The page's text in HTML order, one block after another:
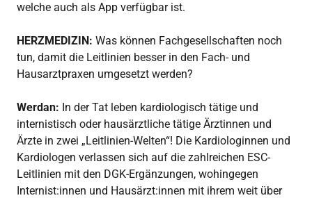
welche auch als App verfügbar ist.
HERZMEDIZIN: Was können Fachgesellschaften noch
tun, damit die Leitlinien besser in den Fach- und
Hausarztpraxen umgesetzt werden?
Werdan: In der Tat leben kardiologisch tätige und
internistisch oder hausärztliche tätige Ärztinnen und
Ärzte in zwei „Leitlinien-Welten“! Die Kardiologinnen und
Kardiologen verlassen sich auf die zahlreichen ESC-
Leitlinien mit den DGK-Ergänzungen, wohingegen
Internist:innen und Hausärzt:innen mit ihrem weit über